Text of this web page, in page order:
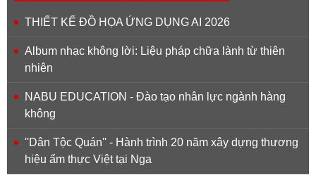
THIẾT KẾ ĐỒ HỌA ỨNG DỤNG AI 2026
Album nhạc không lời: Liệu pháp chữa lành từ thiên
nhiên
NABU EDUCATION - Đào tạo nhân lực ngành hàng
không
''Dân Tộc Quán'' - Hành trình 20 năm xây dựng thương
hiệu ẩm thực Việt tại Nga